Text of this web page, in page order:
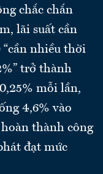
chắc chắn
lãi suất cần
nhiều thời
trở thành
mỗi lần,
4,6% vào
thành công
đạt mức